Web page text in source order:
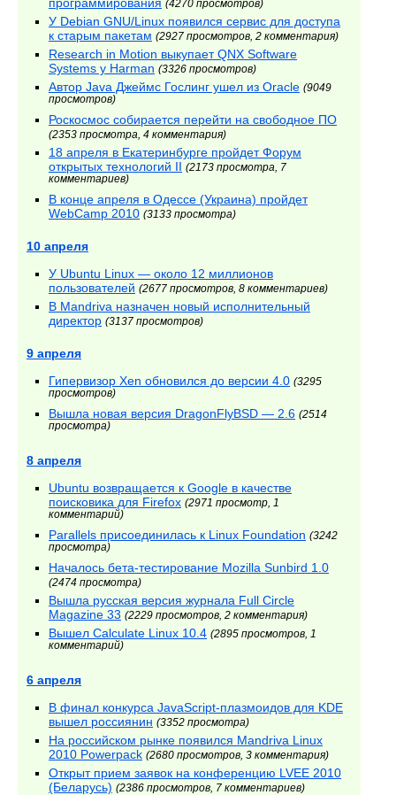
(4270 просмотров)
У Debian GNU/Linux появился сервис для доступа
к старым пакетам (2927 просмотров, 2 комментария)
Research in Motion выкупает QNX Software
Systems у Harman (3326 просмотров)
Автор Java Джеймс Гослинг ушел из Oracle (9049
просмотров)
Роскосмос собирается перейти на свободное ПО
(2353 просмотра, 4 комментария)
18 апреля в Екатеринбурге пройдет Форум
открытых технологий II (2173 просмотра, 7
комментариев)
В конце апреля в Одессе (Украина) пройдет
WebCamp 2010 (3133 просмотра)
10 апреля
У Ubuntu Linux — около 12 миллионов
пользователей (2677 просмотров, 8 комментариев)
В Mandriva назначен новый исполнительный
директор (3137 просмотров)
9 апреля
Гипервизор Xen обновился до версии 4.0 (3295
просмотров)
Вышла новая версия DragonFlyBSD — 2.6 (2514
просмотра)
8 апреля
Ubuntu возвращается к Google в качестве
поисковика для Firefox (2971 просмотр, 1
комментарий)
Parallels присоединилась к Linux Foundation (3242
просмотра)
Началось бета-тестирование Mozilla Sunbird 1.0
(2474 просмотра)
Вышла русская версия журнала Full Circle
Magazine 33 (2229 просмотров, 2 комментария)
Вышел Calculate Linux 10.4 (2895 просмотров, 1
комментарий)
6 апреля
В финал конкурса JavaScript-плазмоидов для KDE
вышел россиянин (3352 просмотра)
На российском рынке появился Mandriva Linux
2010 Powerpack (2680 просмотров, 3 комментария)
Открыт прием заявок на конференцию LVEE 2010
(Беларусь) (2386 просмотров, 7 комментариев)